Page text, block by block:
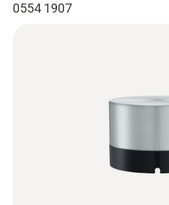
0554 1907